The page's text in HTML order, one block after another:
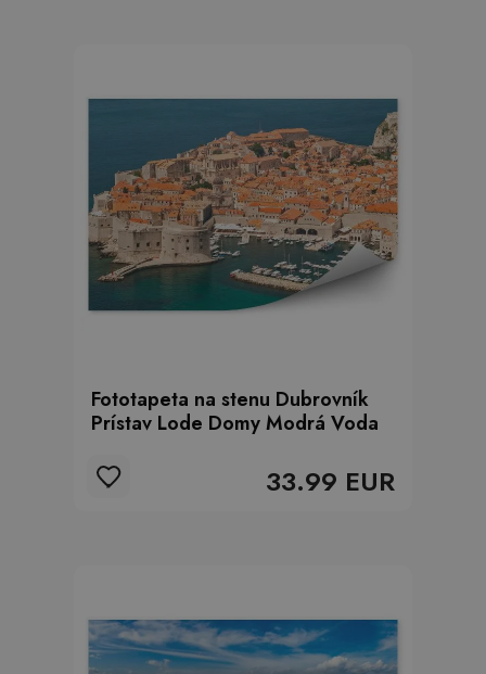
Fototapeta na stenu Dubrovník
Prístav Lode Domy Modrá Voda
33.99 EUR